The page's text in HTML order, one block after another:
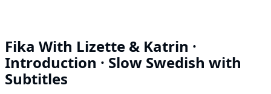
Fika With Lizette & Katrin ·
Introduction · Slow Swedish with
Subtitles